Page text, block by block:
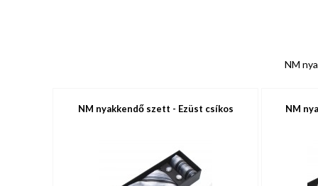
NM
NM nyakkendő szett - Ezüst csíkos NM